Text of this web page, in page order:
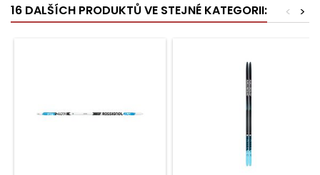
16 DALŠÍCH PRODUKTŮ VE STEJNÉ KATEGORII: >
<